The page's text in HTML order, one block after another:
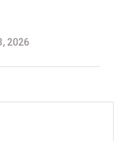
2026